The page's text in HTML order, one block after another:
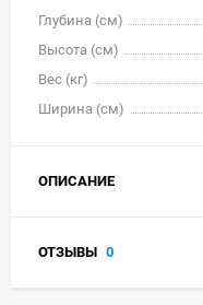
Глубина (см)
Высота (см)
Вес (кг)
Ширина (см)
ОПИСАНИЕ
ОТЗЫВЫ 0